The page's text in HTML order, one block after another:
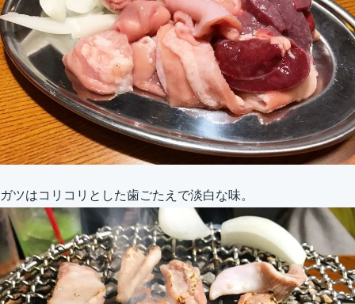
ガツはコリコリとした歯ごたえで淡白な味。